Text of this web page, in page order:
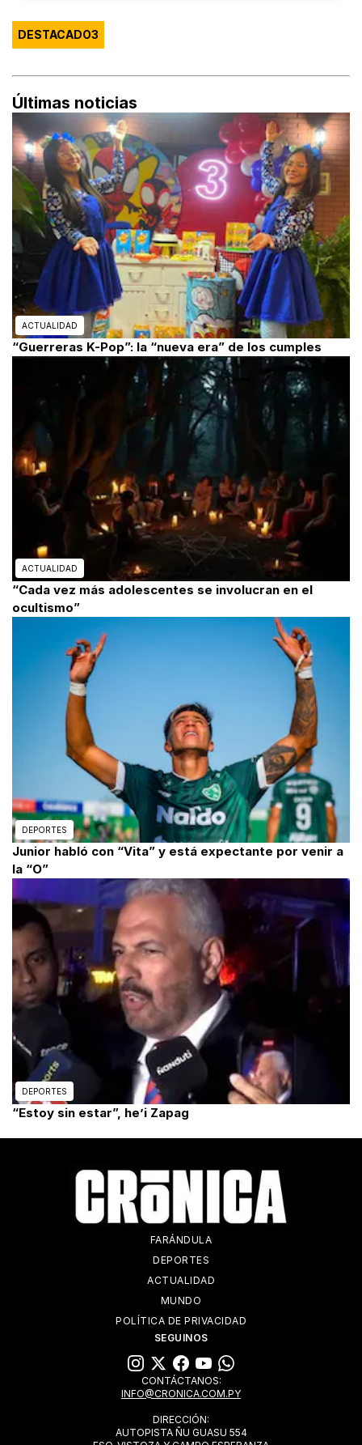
DESTACADO3
Últimas noticias
ACTUALIDAD
“Guerreras K-Pop”: la “nueva era” de los cumples
ACTUALIDAD
“Cada vez más adolescentes se involucran en el
ocultismo”
DEPORTES
Junior habló con “Vita” y está expectante por venir a
la “O”
DEPORTES
“Estoy sin estar”, he’i Zapag
FARÁNDULA
DEPORTES
ACTUALIDAD
MUNDO
POLÍTICA DE PRIVACIDAD
SEGUINOS
CONTÁCTANOS:
INFO@CRONICA.COM.PY
DIRECCIÓN:
AUTOPISTA ÑU GUASU 554